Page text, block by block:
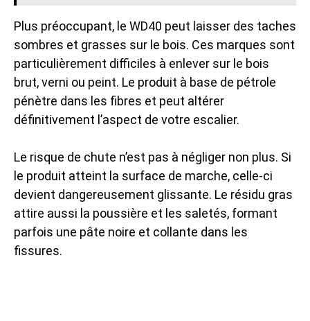
Plus préoccupant, le WD40 peut laisser des taches
sombres et grasses sur le bois. Ces marques sont
particulièrement difficiles à enlever sur le bois
brut, verni ou peint. Le produit à base de pétrole
pénètre dans les fibres et peut altérer
définitivement l’aspect de votre escalier.
Le risque de chute n’est pas à négliger non plus. Si
le produit atteint la surface de marche, celle-ci
devient dangereusement glissante. Le résidu gras
attire aussi la poussière et les saletés, formant
parfois une pâte noire et collante dans les
fissures.